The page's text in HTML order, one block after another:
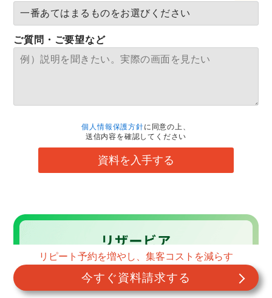
ご質問・ご要望など
個人情報保護方針に同意の上、
送信内容を確認してください
資料を入手する
リピート予約を増やし、集客コストを減らす
今すぐ資料請求する